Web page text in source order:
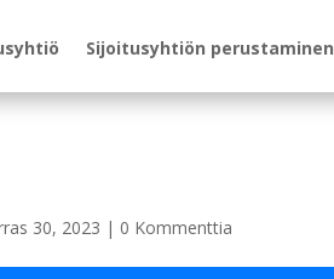
Sijoitusyhtiön perustaminen
30, 2023 | 0 Kommenttia